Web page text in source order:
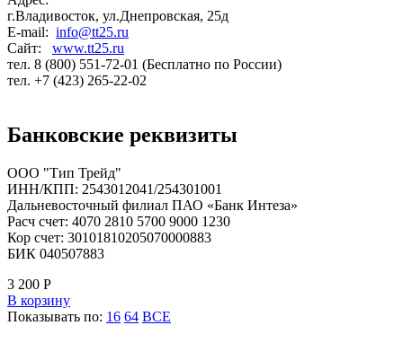
г.Владивосток, ул.Днепровская, 25д
E-mail: info@tt25.ru
Сайт: www.tt25.ru
тел. 8 (800) 551-72-01 (Бесплатно по России)
тел. +7 (423) 265-22-02
Банковские реквизиты
ООО "Тип Трейд"
ИНН/КПП: 2543012041/254301001
Дальневосточный филиал ПАО «Банк Интеза»
Расч счет: 4070 2810 5700 9000 1230
Кор счет: 30101810205070000883
БИК 040507883
3 200 Р
В корзину
Показывать по: 16 64 ВСЕ